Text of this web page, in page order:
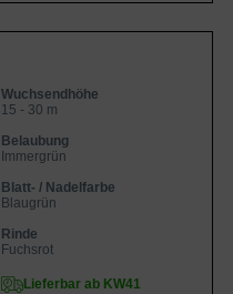
Wuchsendhöhe
15 - 30 m
Belaubung
Immergrün
Blatt- / Nadelfarbe
Blaugrün
Rinde
Fuchsrot
Lieferbar ab KW41